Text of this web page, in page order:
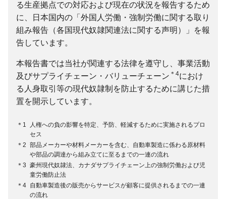
る生産拠点での対応および現在の状況を報告するため
に、日本国内の「外国人労働・強制労働に関する取り
組み報告（各国現代奴隷関連法に関する声明）」を報
告しています。
本報告書では当社が関連する法律を遵守し、事業活動
及びサプライチェーン・バリューチェーン ＊4におけ
る人身取引等の現代奴隷制を防止するために講じた措
置を開示しています。
＊1
人権への負の影響を特定、予防、軽減するために実施されるプロ
セス
＊2 部品メーカーや材料メーカーを含む、自動車製造に係わる原材料
や部品の調達から組み立てに至るまでの一連の流れ
＊3 豪州現代奴隷法、カナダサプライチェーン上の強制労働および児
童労働防止法
＊4 自動車製造後の販売からサービスが顧客に提供されるまでの一連
の流れ